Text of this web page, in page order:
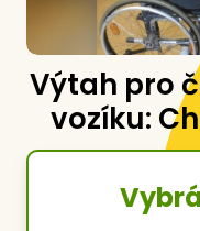
Výtah pro
vozíku: